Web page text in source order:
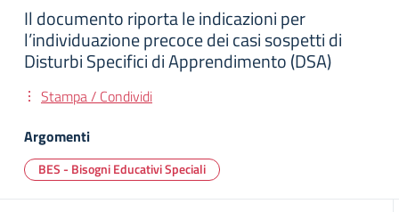
Il documento riporta le indicazioni per
l’individuazione precoce dei casi sospetti di
Disturbi Specifici di Apprendimento (DSA)
Stampa / Condividi
Argomenti
BES - Bisogni Educativi Speciali